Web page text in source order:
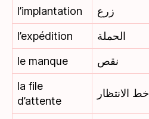
l’implantation
زرع
l’expédition
الحملة
le manque
نقص
la file
d’attente
خط الانتظار